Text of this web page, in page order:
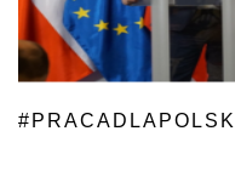
#PRACADLAPOLSKI